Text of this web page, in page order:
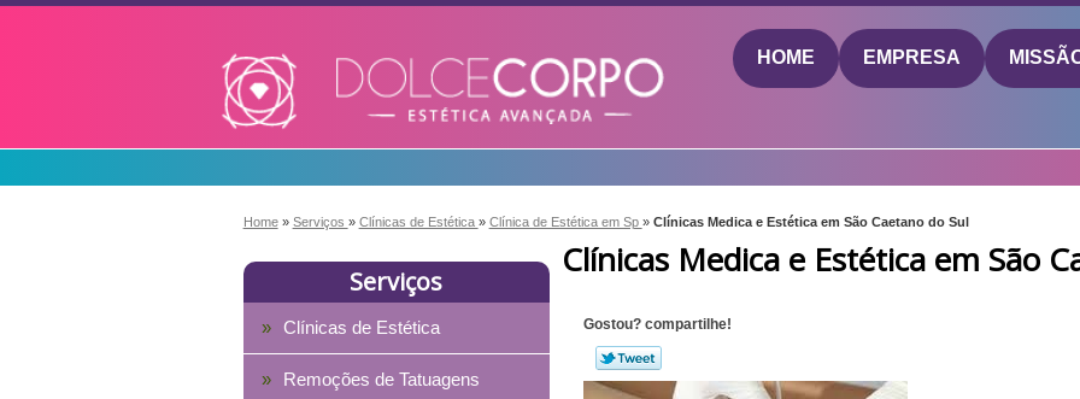
HOME EMPRESA
Home » Serviços » Clínicas de Estética » Clínica de Estética em Sp » Clínicas Medica e Estética em São Caetano do Sul
Serviços
Clínicas de Estética
Remoções de Tatuagens
Clínicas Medica e Estética em São
Gostou? compartilhe!